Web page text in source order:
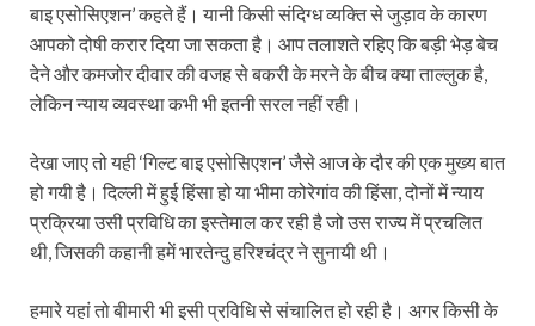
बाइ एसोसिएशन’ कहते हैं। यानी किसी संदिग्ध व्यक्ति से जुड़ाव के कारण
आपको दोषी करार दिया जा सकता है। आप तलाशते रहिए कि बड़ी भेड़ बेच
देने और कमजोर दीवार की वजह से बकरी के मरने के बीच क्या ताल्लुक है,
लेकिन न्याय व्यवस्था कभी भी इतनी सरल नहीं रही।
देखा जाए तो यही ‘गिल्ट बाइ एसोसिएशन’ जैसे आज के दौर की एक मुख्य बात
हो गयी है। दिल्ली में हुई हिंसा हो या भीमा कोरेगांव की हिंसा, दोनों में न्याय
प्रक्रिया उसी प्रविधि का इस्तेमाल कर रही है जो उस राज्य में प्रचलित
थी, जिसकी कहानी हमें भारतेन्दु हरिश्चंद्र ने सुनायी थी।
हमारे यहां तो बीमारी भी इसी प्रविधि से संचालित हो रही है। अगर किसी के